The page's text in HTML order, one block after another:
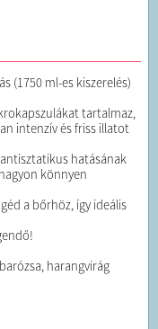
(1750 ml-es kiszerelés)
tartalmaz,
intenzív és friss illatot
hatásának
könnyen
a bőrhöz, így ideális
harangvirág